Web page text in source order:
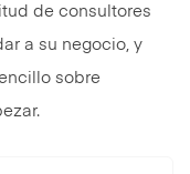
de consultores
a su negocio, y
sobre